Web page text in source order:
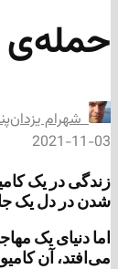
حمله‌ی
شهرام
2021-11-03
زندگی در یک
شدن در دل یک
اما دنیای یک
می‌افتد، آن